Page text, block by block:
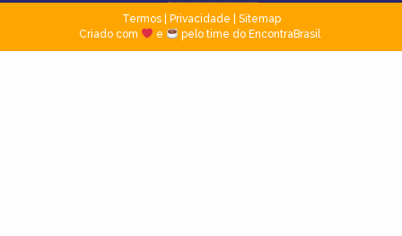
Termos| Privacidade
Sitemap
Criado com
e pelo time do EncontraBrasil